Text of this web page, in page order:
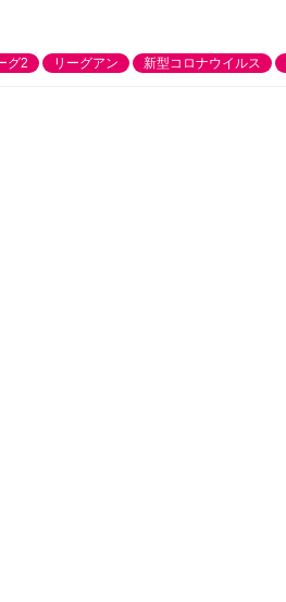
グ2 リーグアン 新型コロナウイルス